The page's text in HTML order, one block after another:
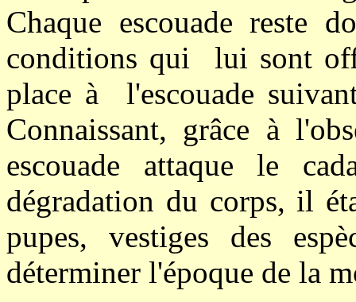
Chaque escouade reste
conditions qui lui sont
place à l'escouade
Connaissant, grâce à
escouade attaque le
dégradation du corps, il
pupes, vestiges des
déterminer l'époque de la